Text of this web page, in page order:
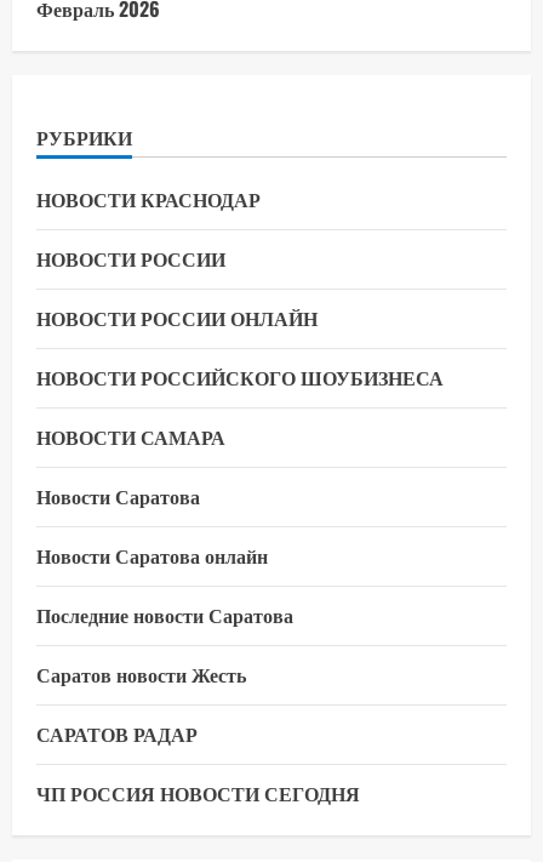
Февраль 2026
РУБРИКИ
НОВОСТИ КРАСНОДАР
НОВОСТИ РОССИИ
НОВОСТИ РОССИИ ОНЛАЙН
НОВОСТИ РОССИЙСКОГО ШОУБИЗНЕСА
НОВОСТИ САМАРА
Новости Саратова
Новости Саратова онлайн
Последние новости Саратова
Саратов новости Жесть
САРАТОВ РАДАР
ЧП РОССИЯ НОВОСТИ СЕГОДНЯ